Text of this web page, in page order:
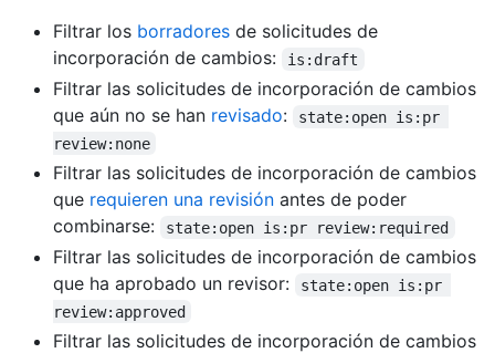
Filtrar los borradores de solicitudes de
incorporación de cambios:
is:draft
Filtrar las solicitudes de incorporación de cambios
que aún no se han revisado:
state:open is:pr
review:none
Filtrar las solicitudes de incorporación de cambios
que requieren una revisión antes de poder
combinarse:
state:open is:pr review:required
Filtrar las solicitudes de incorporación de cambios
que ha aprobado un revisor:
state:open is:pr
review:approved
Filtrar las solicitudes de incorporación de cambios